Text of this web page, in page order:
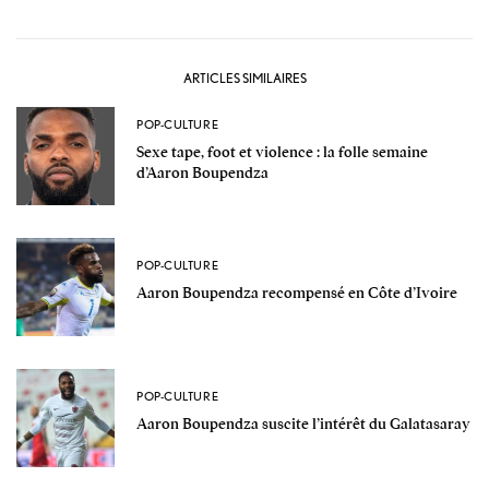
ARTICLES SIMILAIRES
POP-CULTURE
Sexe tape, foot et violence : la folle semaine
d’Aaron Boupendza
POP-CULTURE
Aaron Boupendza recompensé en Côte d’Ivoire
POP-CULTURE
Aaron Boupendza suscite l’intérêt du Galatasaray